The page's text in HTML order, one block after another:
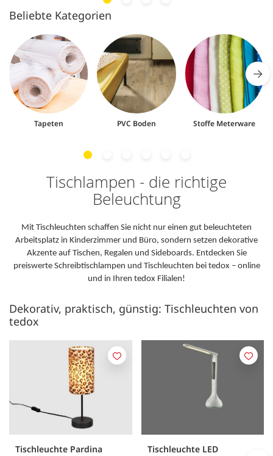
Beliebte Kategorien
Tapeten PVC Boden Stoffe Meterware
Tischlampen - die richtige
Beleuchtung
Mit Tischleuchten schaffen Sie nicht nur einen gut beleuchteten
Arbeitsplatz in Kinderzimmer und Büro, sondern setzen dekorative
Akzente auf Tischen, Regalen und Sideboards. Entdecken Sie
preiswerte Schreibtischlampen und Tischleuchten bei tedox – online
und in Ihren tedox Filialen!
Dekorativ, praktisch, günstig: Tischleuchten von
tedox
Tischleuchte Pardina
M
n
Tischleuchte LED
M
n